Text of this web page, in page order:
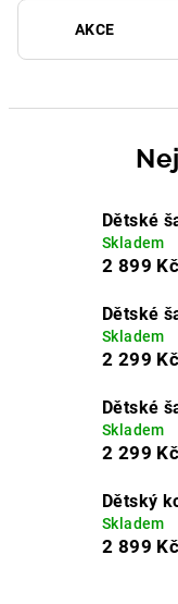
AKCE
Dětské
Skladem
2 899 Kč
Dětské
Skladem
2 299 Kč
Dětské
Skladem
2 299 Kč
Dětský
Skladem
2 899 Kč